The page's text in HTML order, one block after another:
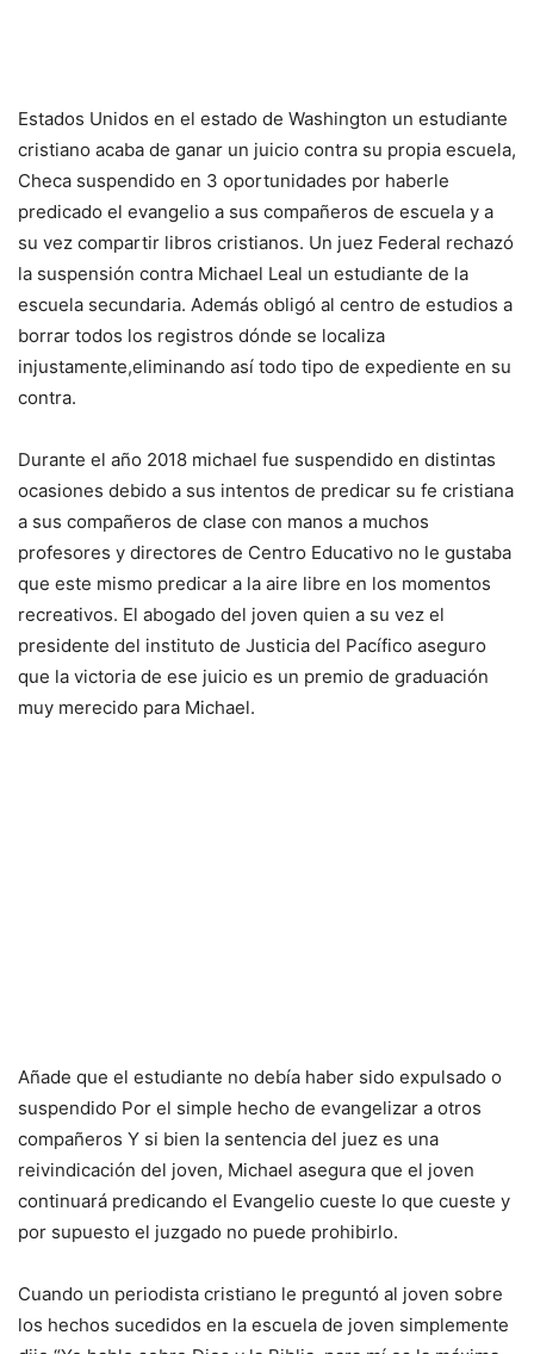
Estados Unidos en el estado de Washington un estudiante
cristiano acaba de ganar un juicio contra su propia escuela,
Checa suspendido en 3 oportunidades por haberle
predicado el evangelio a sus compañeros de escuela y a
su vez compartir libros cristianos. Un juez Federal rechazó
la suspensión contra Michael Leal un estudiante de la
escuela secundaria. Además obligó al centro de estudios a
borrar todos los registros dónde se localiza
injustamente,eliminando así todo tipo de expediente en su
contra.
Durante el año 2018 michael fue suspendido en distintas
ocasiones debido a sus intentos de predicar su fe cristiana
a sus compañeros de clase con manos a muchos
profesores y directores de Centro Educativo no le gustaba
que este mismo predicar a la aire libre en los momentos
recreativos. El abogado del joven quien a su vez el
presidente del instituto de Justicia del Pacífico aseguro
que la victoria de ese juicio es un premio de graduación
muy merecido para Michael.
Añade que el estudiante no debía haber sido expulsado o
suspendido Por el simple hecho de evangelizar a otros
compañeros Y si bien la sentencia del juez es una
reivindicación del joven, Michael asegura que el joven
continuará predicando el Evangelio cueste lo que cueste y
por supuesto el juzgado no puede prohibirlo.
Cuando un periodista cristiano le preguntó al joven sobre
los hechos sucedidos en la escuela de joven simplemente